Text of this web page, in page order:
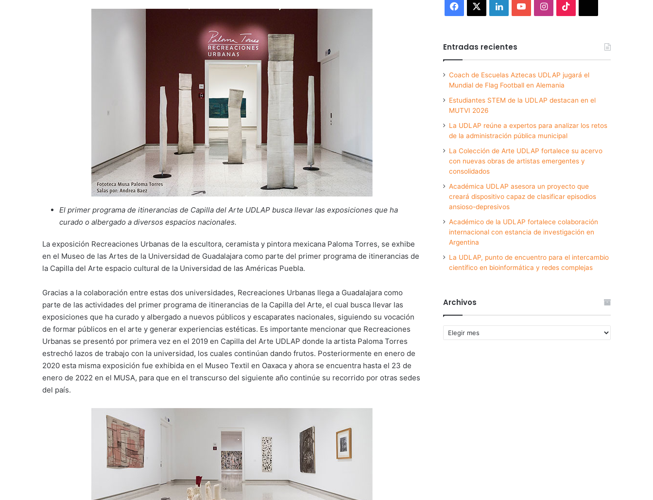
El primer programa de itinerancias de Capilla del Arte UDLAP busca llevar las exposiciones que ha
curado o albergado a diversos espacios nacionales.
La exposición Recreaciones Urbanas de la escultora, ceramista y pintora mexicana Paloma Torres, se exhibe
en el Museo de las Artes de la Universidad de Guadalajara como parte del primer programa de itinerancias de
la Capilla del Arte espacio cultural de la Universidad de las Américas Puebla.
Gracias a la colaboración entre estas dos universidades, Recreaciones Urbanas llega a Guadalajara como
parte de las actividades del primer programa de itinerancias de la Capilla del Arte, el cual busca llevar las
exposiciones que ha curado y albergado a nuevos públicos y escaparates nacionales, siguiendo su vocación
de formar públicos en el arte y generar experiencias estéticas. Es importante mencionar que Recreaciones
Urbanas se presentó por primera vez en el 2019 en Capilla del Arte UDLAP donde la artista Paloma Torres
estrechó lazos de trabajo con la universidad, los cuales continúan dando frutos. Posteriormente en enero de
2020 esta misma exposición fue exhibida en el Museo Textil en Oaxaca y ahora se encuentra hasta el 23 de
enero de 2022 en el MUSA, para que en el transcurso del siguiente año continúe su recorrido por otras sedes
del país.
Facebook LinkedInYouTubeInstagram
Entradas recientes
Coach de Escuelas Aztecas UDLAP jugará el
Mundial de Flag Football en Alemania
Estudiantes STEM de la UDLAP destacan en el
MUTVI 2026
La UDLAP reúne a expertos para analizar los retos
de la administración pública municipal
La Colección de Arte UDLAP fortalece su acervo
con nuevas obras de artistas emergentes y
consolidados
Académica UDLAP asesora un proyecto que
creará dispositivo capaz de clasificar episodios
ansioso-depresivos
Académico de la UDLAP fortalece colaboración
internacional con estancia de investigación en
Argentina
La UDLAP, punto de encuentro para el intercambio
científico en bioinformática y redes complejas
Archivos
Archivos